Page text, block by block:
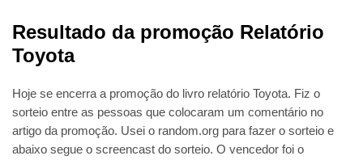
Resultado da promoção Relatório
Toyota
Hoje se encerra a promoção do livro relatório Toyota. Fiz o
sorteio entre as pessoas que colocaram um comentário no
artigo da promoção. Usei o random.org para fazer o sorteio e
abaixo segue o screencast do sorteio. O vencedor foi o